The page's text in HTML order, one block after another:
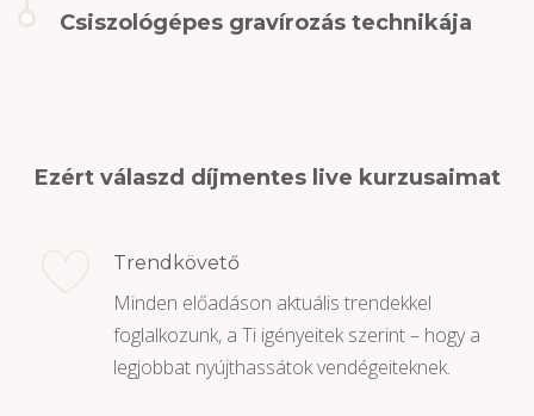
Csiszológépes gravírozás technikája
Ezért válaszd díjmentes live kurzusaimat
Trendkövető
Minden előadáson aktuális trendekkel
foglalkozunk, a Ti igényeitek szerint – hogy a
legjobbat nyújthassátok vendégeiteknek.